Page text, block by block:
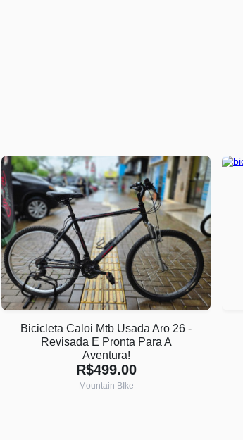
Bicicleta Caloi Mtb Usada Aro 26 -
Revisada E Pronta Para A
Aventura!
R$499.00
Mountain BIke